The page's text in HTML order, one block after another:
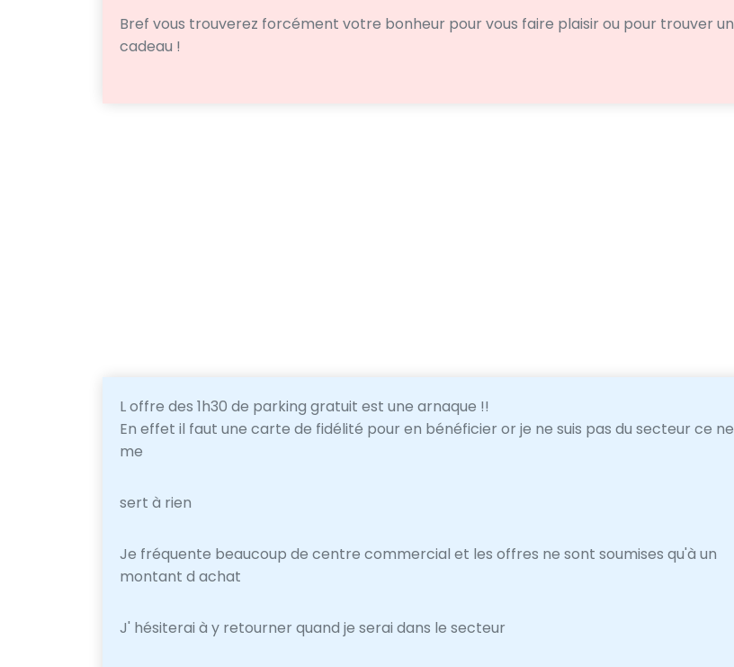
Bref vous trouverez forcément votre bonheur pour vous faire plaisir ou pour trouver un
cadeau !
L offre des 1h30 de parking gratuit est une arnaque !!
En effet il faut une carte de fidélité pour en bénéficier or je ne suis pas du secteur ce ne
me
sert à rien
Je fréquente beaucoup de centre commercial et les offres ne sont soumises qu'à un
montant d achat
J' hésiterai à y retourner quand je serai dans le secteur